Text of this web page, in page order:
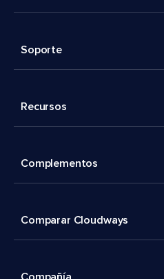
Soporte
Recursos
Complementos
Comparar Cloudways